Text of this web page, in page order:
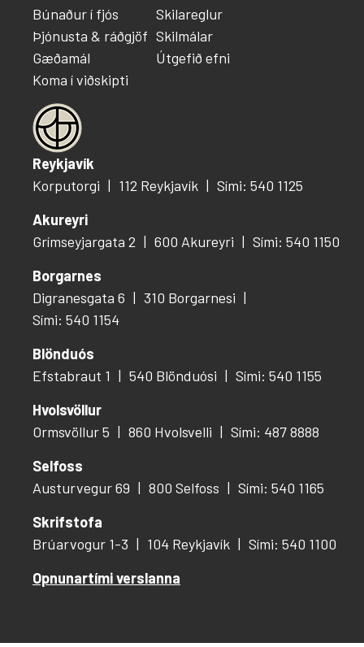
Reykjavík
Korputorgi
112 Reykjavík
Sími: 540 1125
Akureyri
Grímseyjargata 2
600 Akureyri
Sími: 540 1150
Borgarnes
Digranesgata 6
310 Borgarnesi
Sími: 540 1154
Blönduós
Efstabraut 1
540 Blönduósi
Sími: 540 1155
Hvolsvöllur
Ormsvöllur 5
860 Hvolsvelli
Sími: 487 8888
Selfoss
Austurvegur 69
800 Selfoss
Sími: 540 1165
Skrifstofa
Brúarvogur 1-3
104 Reykjavík
Sími: 540 1100
Opnunartími verslanna
Búnaður í fjós
Þjónusta & ráðgjöf
Gæðamál
Koma í viðskipti
Skilareglur
Skilmálar
Útgefið efni